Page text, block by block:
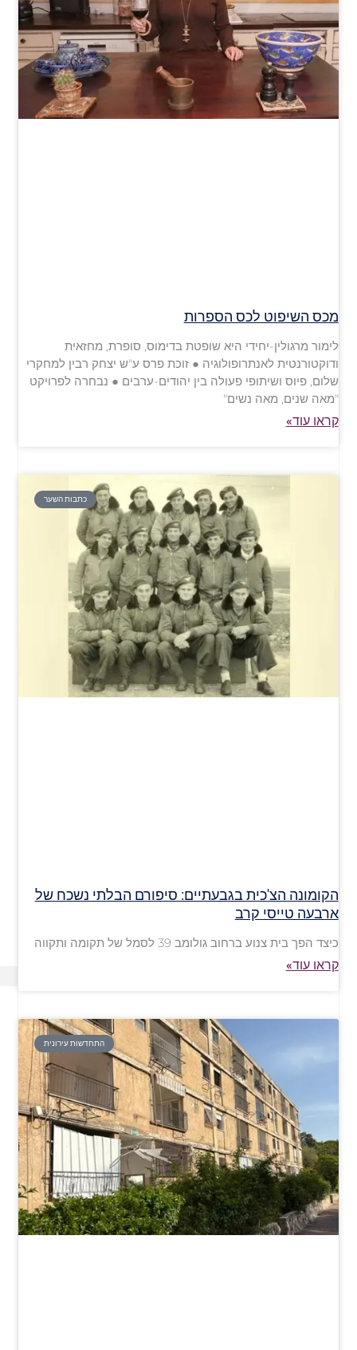
מכס השיפוט לכס הספרות
לימור מרגולין-יחידי היא שופטת בדימוס, סופרת, מחזאית
ודוקטורנטית לאנתרופולוגיה ● זוכת פרס ע"ש יצחק רבין למחקרי
שלום, פיוס ושיתופי פעולה בין יהודים-ערבים ● נבחרה לפרויקט
"מאה שנים, מאה נשים"
קראו עוד»
כתבות השער
הקומונה הצ'כית בגבעתיים: סיפורם הבלתי נשכח של
ארבעה טייסי קרב
כיצד הפך בית צנוע ברחוב גולומב 39 לסמל של תקומה ותקווה
קראו עוד»
התחדשות עירונית